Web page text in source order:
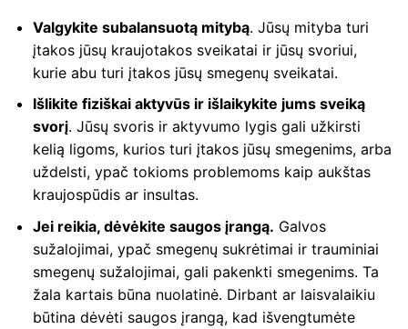
Valgykite subalansuotą mitybą. Jūsų mityba turi
įtakos jūsų kraujotakos sveikatai ir jūsų svoriui,
kurie abu turi įtakos jūsų smegenų sveikatai.
Išlikite fiziškai aktyvūs ir išlaikykite jums sveiką
svorį. Jūsų svoris ir aktyvumo lygis gali užkirsti
kelią ligoms, kurios turi įtakos jūsų smegenims, arba
uždelsti, ypač tokioms problemoms kaip aukštas
kraujospūdis ar insultas.
Jei reikia, dėvėkite saugos įrangą. Galvos
sužalojimai, ypač smegenų sukrėtimai ir trauminiai
smegenų sužalojimai, gali pakenkti smegenims. Ta
žala kartais būna nuolatinė. Dirbant ar laisvalaikiu
būtina dėvėti saugos įrangą, kad išvengtumėte